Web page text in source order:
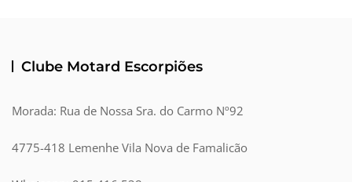
Clube Motard Escorpiões
Morada: Rua de Nossa Sra. do Carmo Nº92
4775-418 Lemenhe Vila Nova de Famalicão